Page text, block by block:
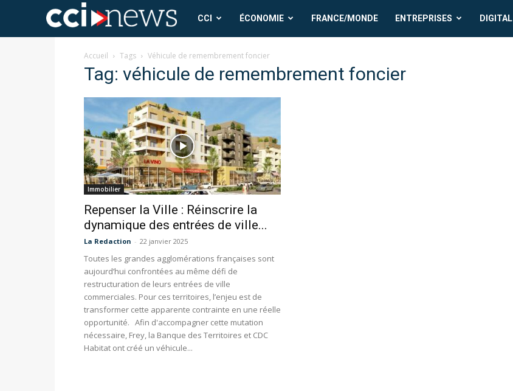
CCI
News
CCI ÉCONOMIE FRANCE/MONDE ENTREPRISES DIGITAL
Accueil Tags Véhicule de remembrement foncier
Tag: véhicule de remembrement foncier
Immobilier
Repenser la Ville : Réinscrire la
dynamique des entrées de ville...
La Redaction - 22 janvier 2025
Toutes les grandes agglomérations françaises sont
aujourd’hui confrontées au même défi de
restructuration de leurs entrées de ville
commerciales. Pour ces territoires, l’enjeu est de
transformer cette apparente contrainte en une réelle
opportunité. Afin d'accompagner cette mutation
nécessaire, Frey, la Banque des Territoires et CDC
Habitat ont créé un véhicule...